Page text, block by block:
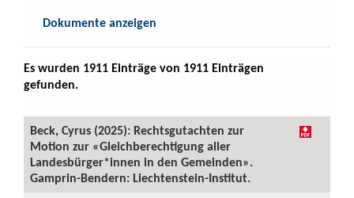
Dokumente anzeigen
Es wurden 1911 Einträge von 1911 Einträgen
gefunden.
Beck, Cyrus (2025): Rechtsgutachten zur
Motion zur «Gleichberechtigung aller
Landesbürger*innen in den Gemeinden».
Gamprin-Bendern: Liechtenstein-Institut.